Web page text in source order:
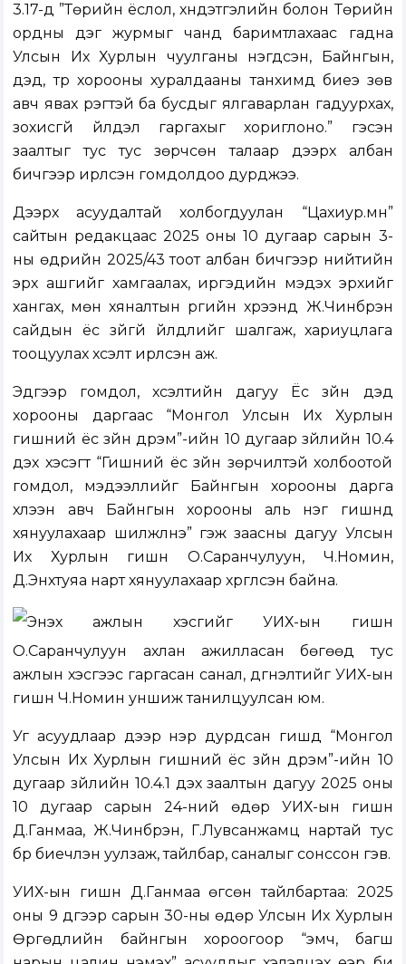
3.17-д ”Төрийн ёслол, хүндэтгэлийн болон Төрийн
ордны дэг журмыг чанд баримтлахаас гадна
Улсын Их Хурлын чуулганы нэгдсэн, Байнгын,
дэд, түр хорооны хуралдааны танхимд биеэ зөв
авч явах үүрэгтэй ба бусдыг ялгаварлан гадуурхах,
зохисгүй үйлдэл гаргахыг хориглоно.” гэсэн
заалтыг тус тус зөрчсөн талаар дээрх албан
бичгээр ирүүлсэн гомдолдоо дурджээ.
Дээрх асуудалтай холбогдуулан “Цахиур.мн”
сайтын редакцаас 2025 оны 10 дугаар сарын 3-
ны өдрийн 2025/43 тоот албан бичгээр нийтийн
эрх ашгийг хамгаалах, иргэдийн мэдэх эрхийг
хангах, мөн хяналтын үүргийн хүрээнд Ж.Чинбүрэн
сайдын ёс зүйгүй үйлдлийг шалгаж, хариуцлага
тооцуулах хүсэлт ирүүлсэн аж.
Эдгээр гомдол, хүсэлтийн дагуу Ёс зүйн дэд
хорооны даргаас “Монгол Улсын Их Хурлын
гишүүний ёс зүйн дүрэм”-ийн 10 дугаар зүйлийн 10.4
дэх хэсэгт “Гишүүний ёс зүйн зөрчилтэй холбоотой
гомдол, мэдээллийг Байнгын хорооны дарга
хүлээн авч Байнгын хорооны аль нэг гишүүнд
хянуулахаар шилжүүлнэ” гэж заасны дагуу Улсын
Их Хурлын гишүүн О.Саранчулуун, Ч.Номин,
Д.Энхтуяа нарт хянуулахаар хүргүүлсэн байна.
Энэхүү ажлын хэсгийг УИХ-ын гишүүн
О.Саранчулуун ахлан ажилласан бөгөөд тус
ажлын хэсгээс гаргасан санал, дүгнэлтийг УИХ-ын
гишүүн Ч.Номин уншиж танилцуулсан юм.
Уг асуудлаар дээр нэр дурдсан гишүүд “Монгол
Улсын Их Хурлын гишүүний ёс зүйн дүрэм”-ийн 10
дугаар зүйлийн 10.4.1 дэх заалтын дагуу 2025 оны
10 дугаар сарын 24-ний өдөр УИХ-ын гишүүн
Д.Ганмаа, Ж.Чинбүрэн, Г.Лувсанжамц нартай тус
бүр биечлэн уулзаж, тайлбар, саналыг сонссон гэв.
УИХ-ын гишүүн Д.Ганмаа өгсөн тайлбартаа: 2025
оны 9 дүгээр сарын 30-ны өдөр Улсын Их Хурлын
Өргөдлийн байнгын хороогоор “эмч, багш